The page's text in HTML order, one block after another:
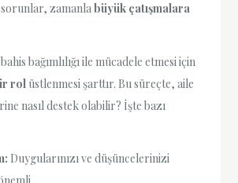
sorunlar, zamanlabüyük çatışmalara
bağımlılığı ile mücadele etmesi için
rol üstlenmesi şarttır. Bu süreçte, aile
nasıl destek olabilir? İşte bazı
Duygularınızı ve düşüncelerinizi